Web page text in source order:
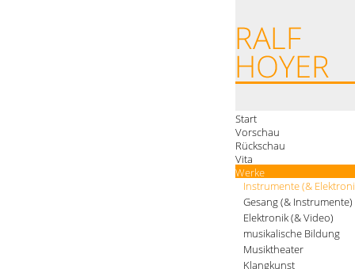
Start
Vorschau
Rückschau
Vita
Werke
Instrumente (&
Gesang (& Instrumente)
Elektronik (& Video)
musikalische Bildung
Musiktheater
Klangkunst